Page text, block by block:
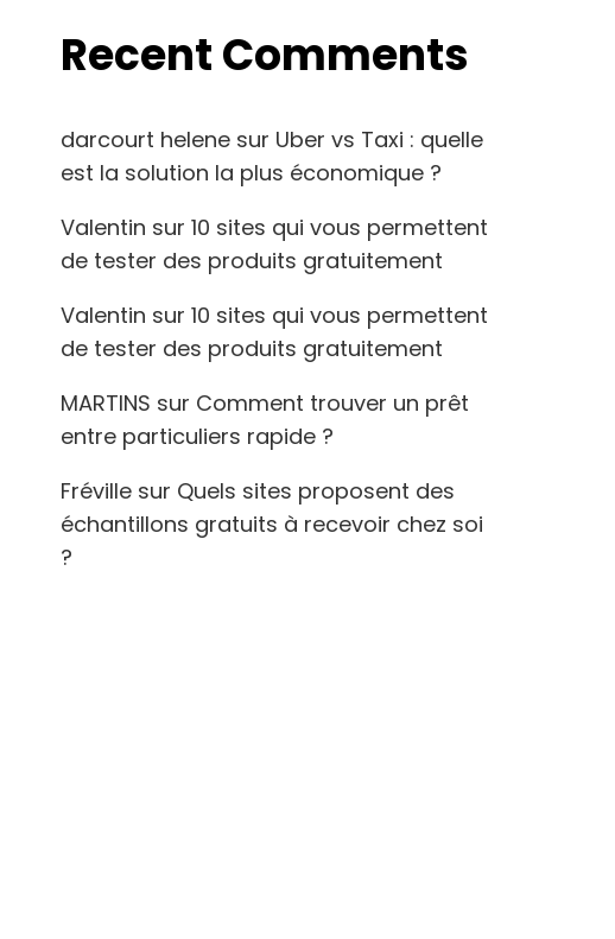
Recent Comments
darcourt helene sur Uber vs Taxi : quelle
est la solution la plus économique ?
Valentin sur 10 sites qui vous permettent
de tester des produits gratuitement
Valentin sur 10 sites qui vous permettent
de tester des produits gratuitement
MARTINS sur Comment trouver un prêt
entre particuliers rapide ?
Fréville sur Quels sites proposent des
échantillons gratuits à recevoir chez soi
?